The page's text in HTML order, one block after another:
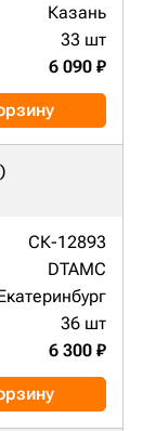
Казань
33 шт
6 090 ₽
СК-12893
DTAMC
36 шт
6 300 ₽